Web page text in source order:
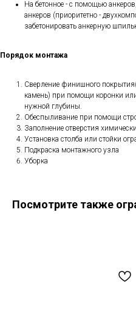
На бетонное - с помощью
анкеров (приоритетно -
забетонировать анкерную
Порядок монтажа
Сверление финишного
камень) при помощи коронки
нужной глубины.
Обеспыливание при помощи
Заполнение отверстия
Установка столба или стойки
Подкраска монтажного узла
Уборка
Посмотрите также